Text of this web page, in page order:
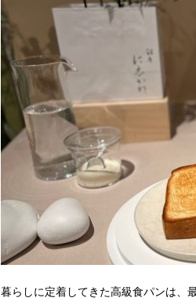
暮らしに定着してきた高級食パンは、